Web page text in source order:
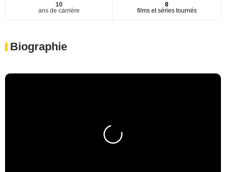
10
ans de carrière
8
films et séries tournés
Biographie